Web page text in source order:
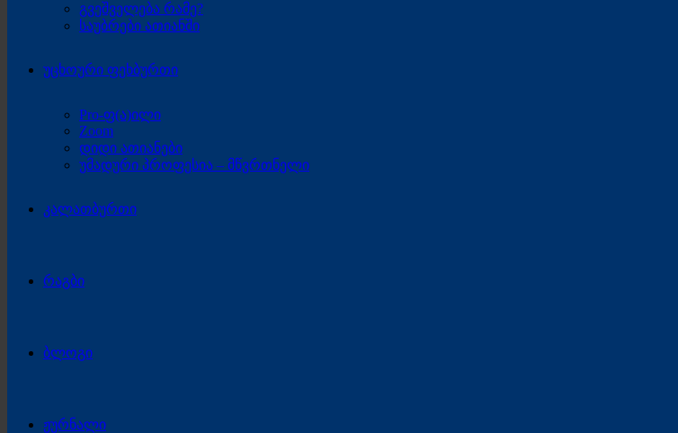
გვეშველება რამე?
საუბრები ათიანში
უცხოური ფეხბურთი
Pro-ფ(ა)ილი
Zoom
დიდი ათიანები
უმადური პროფესია – მწვრთნელი
კალათბურთი
რაგბი
ბლოგი
ჟურნალი